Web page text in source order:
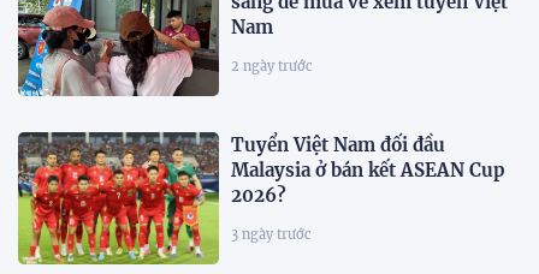
Nam
2 ngày trước
Tuyển Việt Nam đối đầu
Malaysia ở bán kết ASEAN Cup
2026?
3 ngày trước